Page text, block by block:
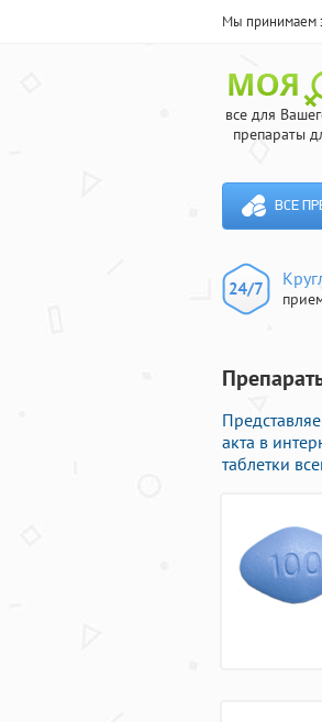
Мы принимаем
все для
препараты
ВСЕ
акта в
таблетки